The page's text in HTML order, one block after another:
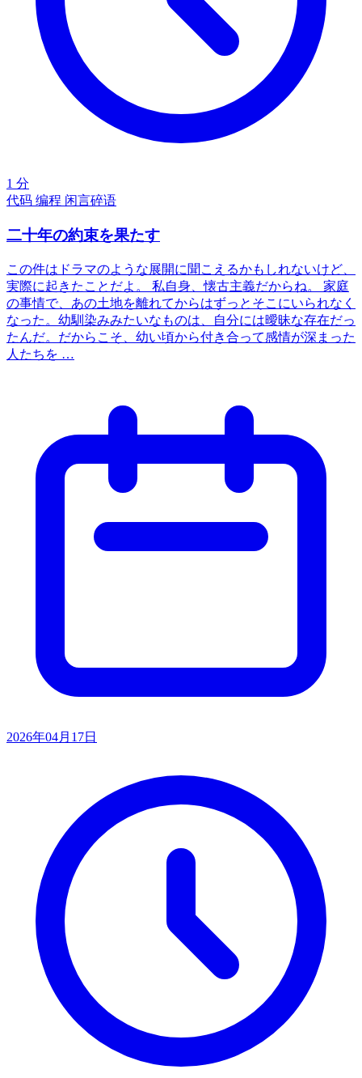
1 分
代码 编程 闲言碎语
二十年の約束を果たす
この件はドラマのような展開に聞こえるかもしれないけど、
実際に起きたことだよ。 私自身、懐古主義だからね。 家庭
の事情で、あの土地を離れてからはずっとそこにいられなく
なった。幼馴染みみたいなものは、自分には曖昧な存在だっ
たんだ。だからこそ、幼い頃から付き合って感情が深まった
人たちを …
2026年04月17日